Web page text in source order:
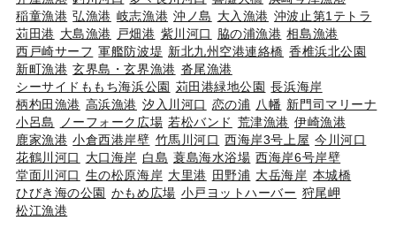
稲童漁港 弘漁港 岐志漁港 沖ノ島 大入漁港 沖波止第1テトラ
苅田港 大島漁港 戸畑港 紫川河口 脇の浦漁港 相島漁港
西戸崎サーフ 軍艦防波堤 新北九州空港連絡橋 香椎浜北公園
新町漁港 玄界島・玄界漁港 沓尾漁港
シーサイドももち海浜公園 苅田港緑地公園 長浜海岸
柄杓田漁港 高浜漁港 汐入川河口 恋の浦 八幡 新門司マリーナ
小呂島
ノーフォーク広場 若松バンド 荒津漁港 伊崎漁港
鹿家漁港 小倉西港岸壁 竹馬川河口 西海岸3号上屋 今川河口
花鶴川河口
大口海岸 白島 蓑島海水浴場 西海岸6号岸壁
堂面川河口 生の松原海岸 大里港 田野浦 大岳海岸 本城橋
ひびき海の公園 かもめ広場 小戸ヨットハーバー 狩尾岬
松江漁港